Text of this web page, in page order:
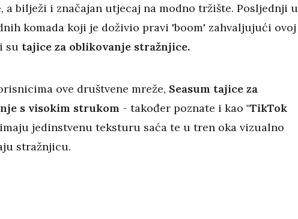
a bilježi i značajan utjecaj na modno tržište. Posljednji u
komada koji je doživio pravi 'boom' zahvaljujući ovoj
su tajice za oblikovanje stražnjice.
ove društvene mreže, Seasum tajice za
s visokim strukom - također poznate i kao "TikTok
jedinstvenu teksturu saća te u tren oka vizualno
stražnjicu.